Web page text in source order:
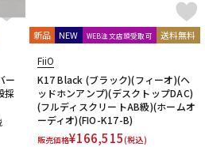
ー
採
新品 NEW WEB注文店頭受取可 送料無料
FiiO
K17 Black (ブラック)(フィーオ)(ヘ
ッドホンアンプ)(デスクトップDAC)
(フルディスクリートAB級)(ホームオ
ーディオ)(FIO-K17-B)
販売価格¥166,515(税込)